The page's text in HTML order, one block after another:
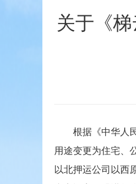
关于《
根据《中华人民
用途变更为住宅、
以北押运公司以西